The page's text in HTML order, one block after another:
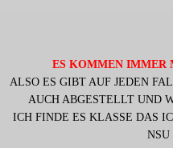
ES KOMMEN IMMER
ALSO ES GIBT AUF JEDEN
AUCH ABGESTELLT UND
ICH FINDE ES KLASSE DAS
NSU